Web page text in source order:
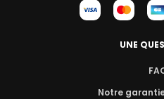
UNE
Notre